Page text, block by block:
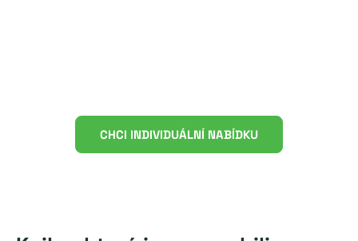
CHCI INDIVIDUÁLNÍ NABÍDKU